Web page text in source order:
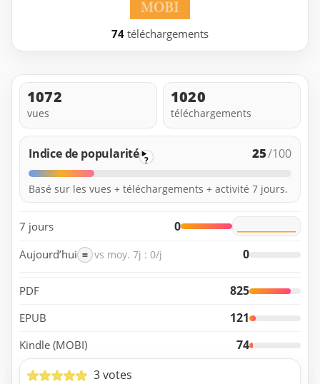
74 téléchargements
1072
vues
1020
téléchargements
Indice de popularité ? 25/100
Basé sur les vues + téléchargements + activité 7 jours.
7 jours 0
Aujourd’hui = vs moy. 7j : 0/j 0
PDF 825
EPUB 121
Kindle (MOBI)
74
3 votes